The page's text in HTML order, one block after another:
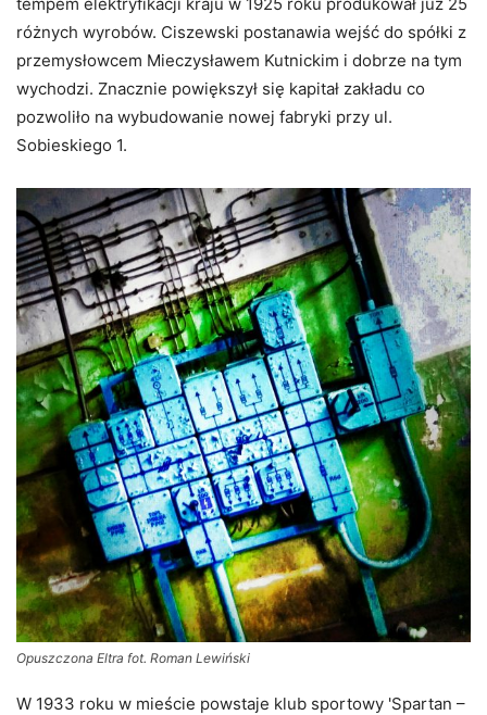
różnych wyrobów. Ciszewski postanawia wejść do spółki z
przemysłowcem Mieczysławem Kutnickim i dobrze na tym
wychodzi. Znacznie powiększył się kapitał zakładu co
pozwoliło na wybudowanie nowej fabryki przy ul.
Sobieskiego 1.
Opuszczona Eltra fot. Roman Lewiński
W 1933 roku w mieście powstaje klub sportowy 'Spartan –